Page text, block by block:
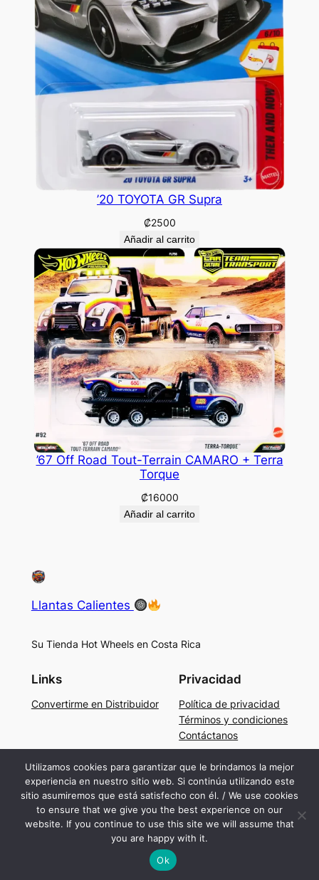
’20 TOYOTA GR Supra
₡2500
Añadir al carrito
’67 Off Road Tout-Terrain CAMARO + Terra
Torque
₡16000
Añadir al carrito
Llantas Calientes
Su Tienda Hot Wheels en Costa Rica
Links
Convertirme en Distribuidor
Privacidad
Política de privacidad
Términos y condiciones
Contáctanos
Social
Facebook
Instagram
TikTok
Utilizamos cookies para garantizar que le brindamos la mejor
experiencia en nuestro sitio web. Si continúa utilizando este
sitio asumiremos que está satisfecho con él. / We use cookies
to ensure that we give you the best experience on our
website. If you continue to use this site we will assume that
you are happy with it.
Ok